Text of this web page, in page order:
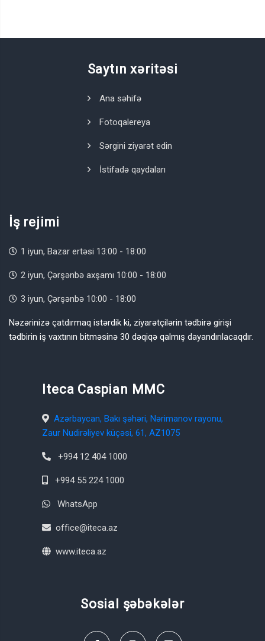
Saytın xəritəsi
Ana səhifə
Fotoqalereya
Sərgini ziyarət edin
İstifadə qaydaları
İş rejimi
1 iyun, Bazar ertəsi 13:00 - 18:00
2 iyun, Çərşənbə axşamı 10:00 - 18:00
3 iyun, Çərşənbə 10:00 - 18:00
Nəzərinizə çatdırmaq istərdik ki, ziyarətçilərin tədbirə girişi
tədbirin iş vaxtının bitməsinə 30 dəqiqə qalmış dayandırılacaqdır.
Iteca Caspian MMC
Azərbaycan, Bakı şəhəri, Nərimanov rayonu,
Zaur Nudirəliyev küçəsi, 61, AZ1075
+994 12 404 1000
+994 55 224 1000
WhatsApp
office@iteca.az
www.iteca.az
Sosial şəbəkələr